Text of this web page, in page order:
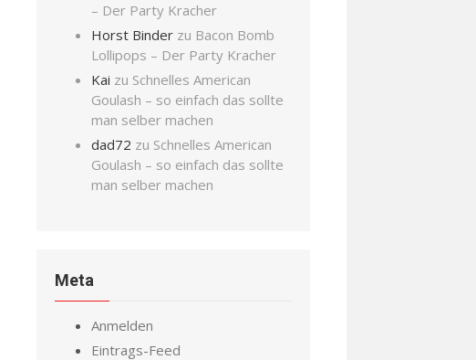
– Der Party Kracher
Horst Binder zu Bacon Bomb
Lollipops – Der Party Kracher
Kai zu Schnelles American
Goulash – so einfach das sollte
man selber machen
dad72 zu Schnelles American
Goulash – so einfach das sollte
man selber machen
Meta
Anmelden
Eintrags-Feed